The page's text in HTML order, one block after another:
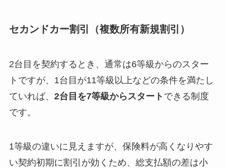
セカンドカー割引（複数所有新規割引）
2台目を契約するとき、通常は6等級からのスター
トですが、1台目が11等級以上などの条件を満たし
ていれば、 2台目を7等級からスタート できる制度
です。
1等級の違いに見えますが、保険料が高くなりやす
い契約初期に割引が効くため、総支払額の差は小